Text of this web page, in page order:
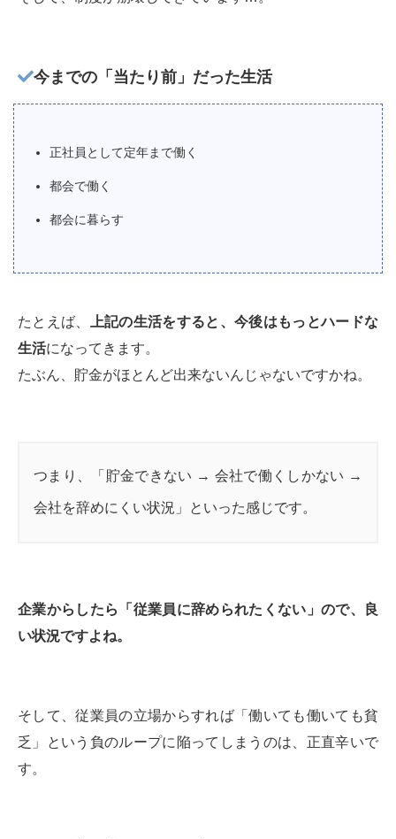
今までの「当たり前」だった生活
正社員として定年まで働く
都会で働く
都会に暮らす
たとえば、
上記の生活をすると、今後はもっとハードな
生活になってきます。
たぶん、貯金がほとんど出来ないんじゃないですかね。
つまり、「貯金できない → 会社で働くしかない →
会社を辞めにくい状況」といった感じです。
企業からしたら「従業員に辞められたくない」ので、良
い状況ですよね。
そして、従業員の立場からすれば「働いても働いても貧
乏」という負のループに陥ってしまうのは、正直辛いで
す。